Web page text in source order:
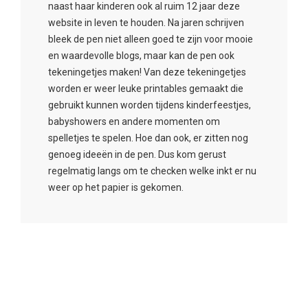
naast haar kinderen ook al ruim 12 jaar deze
website in leven te houden. Na jaren schrijven
bleek de pen niet alleen goed te zijn voor mooie
en waardevolle blogs, maar kan de pen ook
tekeningetjes maken! Van deze tekeningetjes
worden er weer leuke printables gemaakt die
gebruikt kunnen worden tijdens kinderfeestjes,
babyshowers en andere momenten om
spelletjes te spelen. Hoe dan ook, er zitten nog
genoeg ideeën in de pen. Dus kom gerust
regelmatig langs om te checken welke inkt er nu
weer op het papier is gekomen.